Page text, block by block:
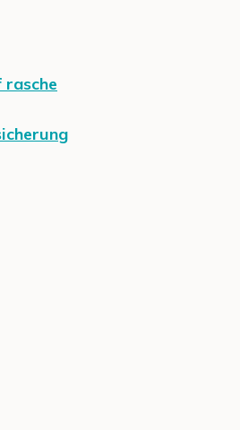
rasche